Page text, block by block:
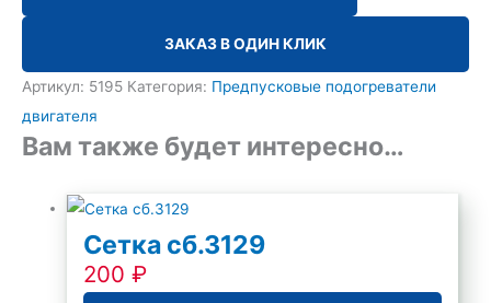
ЗАКАЗ В ОДИН КЛИК
Артикул: 5195 Категория: Предпусковые подогреватели
двигателя
Вам также будет интересно…
Сетка сб.3129
200₽